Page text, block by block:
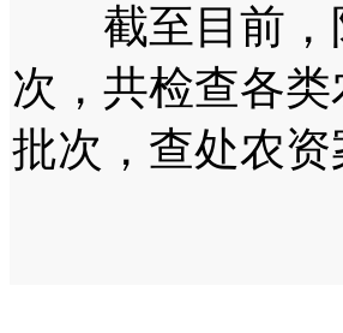
截至目前，
次，共检查各
批次，查处农资